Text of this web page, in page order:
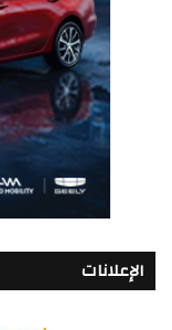
الإعلانات